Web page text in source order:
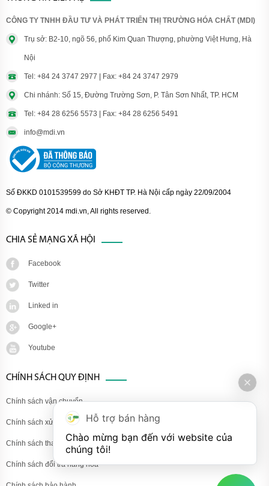
CÔNG TY TNHH ĐẦU TƯ VÀ PHÁT TRIỂN THỊ TRƯỜNG HÓA CHẤT (MDI)
Trụ sở: B2-10, ngõ 56, phố Kim Quan Thượng, phường Việt Hưng, Hà
Nội
Tel: +84 24 3747 2977 | Fax: +84 24 3747 2979
Chi nhánh: Số 15, Đường Trường Sơn, P. Tân Sơn Nhất, TP. HCM
Tel: +84 28 6256 5573 | Fax: +84 28 6256 5491
info@mdi.vn
Số ĐKKD 0101539599 do Sở KHĐT TP. Hà Nội cấp ngày 22/09/2004
© Copyright 2014 mdi.vn, All rights reserved.
CHIA SẺ MẠNG XÃ HỘI
Facebook
Twitter
Linked in
Google+
Youtube
CHÍNH SÁCH QUY ĐỊNH
Chính sách vận chuyển
Chính sách xử lý khiếu nại
Chính sách thanh toán
Chính sách đổi trả hàng hóa
Hỗ trợ bán hàng
Chào mừng bạn đến với website của
chúng tôi!